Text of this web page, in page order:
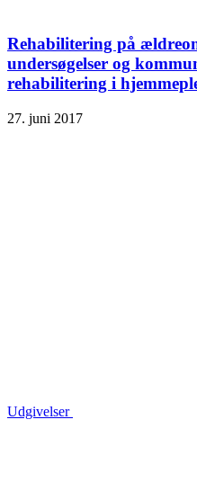
Rehabilitering på
undersøgelser og
rehabilitering i
27. juni 2017
Udgivelser